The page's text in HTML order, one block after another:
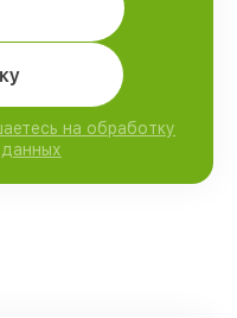
на обработку